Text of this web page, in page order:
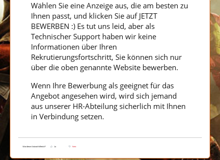
Wählen Sie eine Anzeige aus, die am besten zu
Ihnen passt, und klicken Sie auf JETZT
BEWERBEN :) Es tut uns leid, aber als
Technischer Support haben wir keine
Informationen über Ihren
Rekrutierungsfortschritt, Sie können sich nur
über die oben genannte Website bewerben.
Wenn Ihre Bewerbung als geeignet für das
Angebot angesehen wird, wird sich jemand
aus unserer HR-Abteilung sicherlich mit Ihnen
in Verbindung setzen.
War diese Antwort hilfreich? Ja Nein